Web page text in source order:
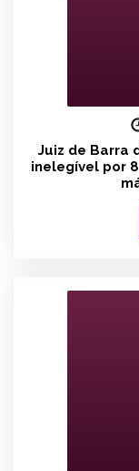
Juiz de Barra
inelegível por